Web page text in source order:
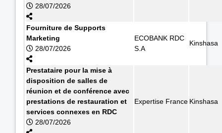
28/07/2026
Fourniture de Supports
Marketing
28/07/2026
ECOBANK RDC
S.A
Kinshasa
Prestataire pour la mise à
disposition de salles de
réunion et de conférence avec
prestations de restauration et
services connexes en RDC
28/07/2026
Expertise France Kinshasa